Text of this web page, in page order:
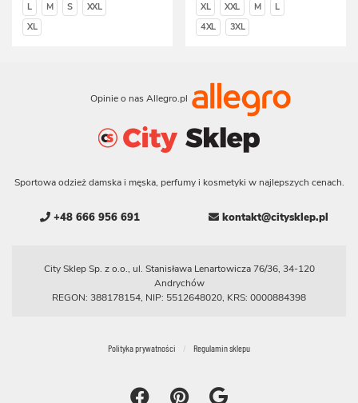
L M S
XXL
XL
XL XXL M
L
4XL
3XL
Opinie o nas Allegro.pl
Sportowa odzież damska i męska, perfumy i kosmetyki w najlepszych cenach.
+48 666 956 691 kontakt@citysklep.pl
City Sklep Sp. z o.o., ul. Stanisława Lenartowicza 76/36, 34-120
Andrychów
REGON: 388178154, NIP: 5512648020, KRS: 0000884398
Polityka prywatności Regulamin sklepu